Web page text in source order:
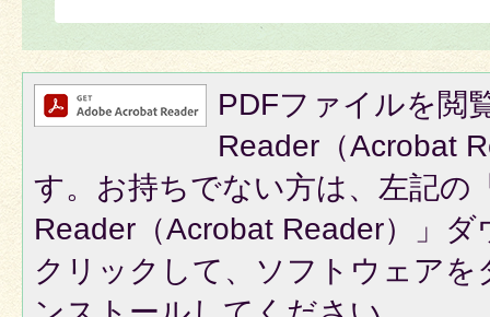
PDFファイルを閲
Reader（Acrobat
す。お持ちでない方は、左記の
Reader（Acrobat Reader）」
クリックして、ソフトウェア